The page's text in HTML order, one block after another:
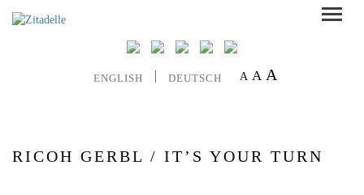
ENGLISH DEUTSCH A A A
RICOH GERBL / IT’S YOUR TURN